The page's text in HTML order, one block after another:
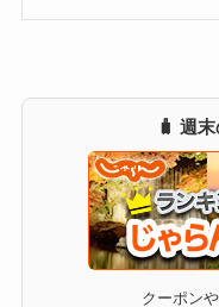
🧳 週
クーポン